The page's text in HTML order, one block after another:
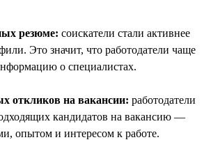
резюме: соискатели стали активнее
Это значит, что работодатели чаще
о специалистах.
откликов на вакансии: работодатели
кандидатов на вакансию —
опытом и интересом к работе.